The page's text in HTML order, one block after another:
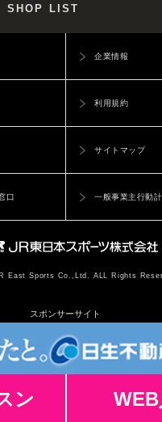
ン
SHOP LIST
East Sports Co.,Ltd. ALL Rights
企業情報
利用規約
サイトマップ
口 一般事業主行動
スポンサーサイト